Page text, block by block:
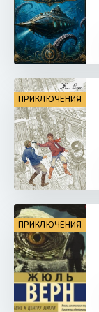
ПРИКЛЮЧЕНИЯ
ПРИКЛЮЧЕНИЯ